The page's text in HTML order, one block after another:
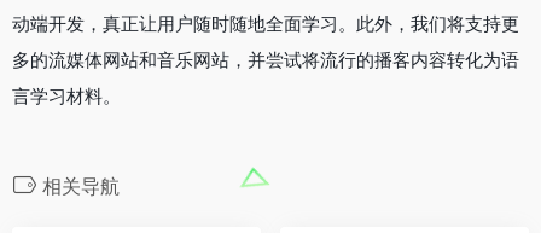
动端开发，真正让用户随时随地全面学习。此外，我们将支持更
多的流媒体网站和音乐网站，并尝试将流行的播客内容转化为语
言学习材料。
相关导航